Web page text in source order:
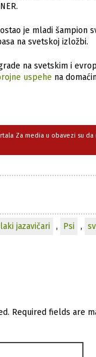
postao je mladi
na svetskoj izložbi.
na svetskim i
uspehe na
Za media u obavezi su
jazavičari , Psi ,
Required fields are